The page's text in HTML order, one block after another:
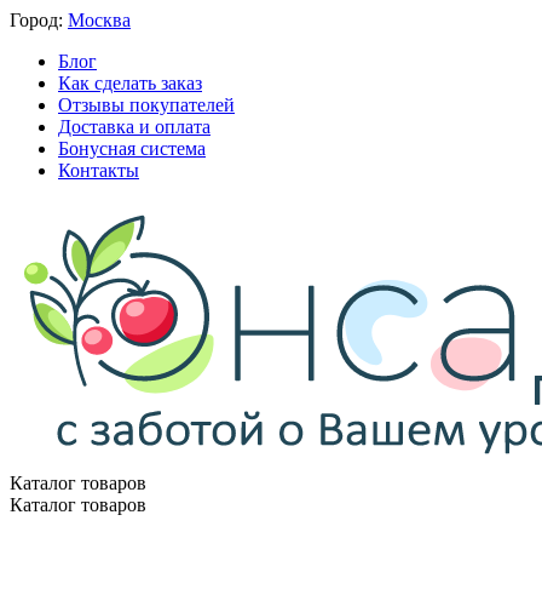
Город: Москва
Блог
Как сделать заказ
Отзывы покупателей
Доставка и оплата
Бонусная система
Контакты
Каталог товаров
Каталог товаров